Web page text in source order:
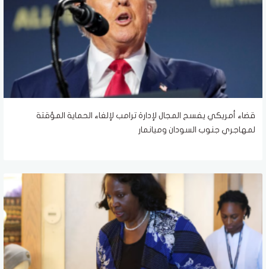
قضاء أمريكي يفسح المجال لإدارة ترامب لإلغاء الحماية المؤقتة
لمهاجري جنوب السودان وميانمار